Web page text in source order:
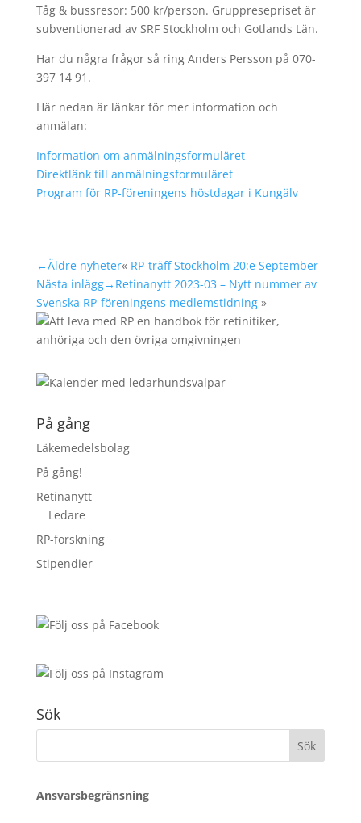
Tåg & bussresor: 500 kr/person. Gruppresepriset är
subventionerad av SRF Stockholm och Gotlands Län.
Har du några frågor så ring Anders Persson på 070-
397 14 91.
Här nedan är länkar för mer information och
anmälan:
Information om anmälningsformuläret
Direktlänk till anmälningsformuläret
Program för RP-föreningens höstdagar i Kungälv
←Äldre nyheter« RP-träff Stockholm 20:e September
Nästa inlägg→ Retinanytt 2023-03 – Nytt nummer av
Svenska RP-föreningens medlemstidning»
På gång
Läkemedelsbolag
På gång!
Retinanytt
Ledare
RP-forskning
Stipendier
Sök
Sök
Ansvarsbegränsning